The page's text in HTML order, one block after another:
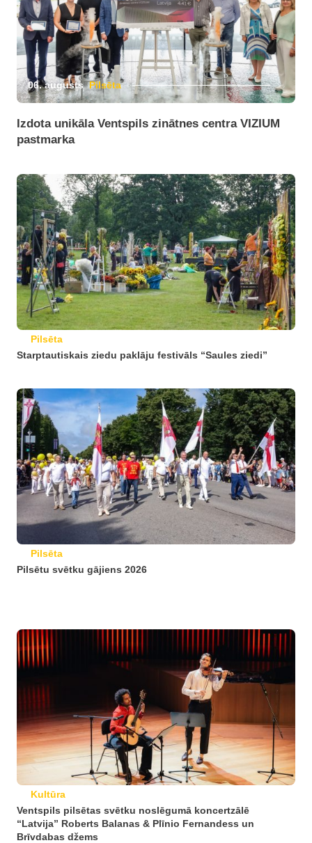
06. augusts Pilsēta
Izdota unikāla Ventspils zinātnes centra VIZIUM
pastmarka
Pilsēta
Starptautiskais ziedu paklāju festivāls “Saules ziedi”
Pilsēta
Pilsētu svētku gājiens 2026
Kultūra
Ventspils pilsētas svētku noslēgumā koncertzālē
“Latvija” Roberts Balanas & Plīnio Fernandess un
Brīvdabas džems